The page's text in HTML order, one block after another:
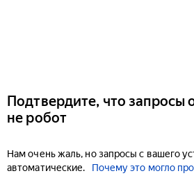
Подтвердите, что запросы
не робот
Нам очень жаль, но запросы с вашего
автоматические.
Почему это могло